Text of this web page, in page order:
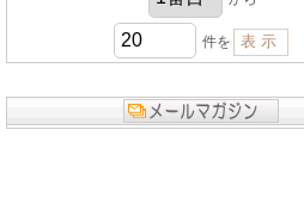
件を